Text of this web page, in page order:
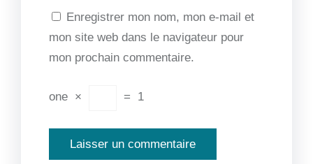
Enregistrer mon nom, mon e-mail et
mon site web dans le navigateur pour
mon prochain commentaire.
one × = 1